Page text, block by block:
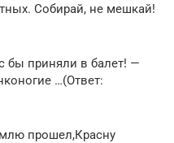
Собирай, не мешкай!
бы приняли в балет! —
…(Ответ:
прошел,Красну